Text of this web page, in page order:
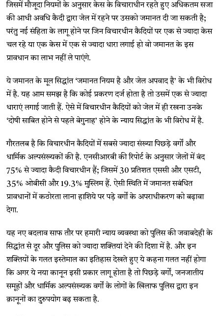
जिसमें मौजूदा नियमों के अनुसार केस के विचाराधीन रहते हुए अधिकतम सजा
की आधी अवधि कैदी द्वारा जेल में रहने पर उसको जमानत दी जा सकती है;
परंतु नई संहिता के लागू होने पर जिन विचारधीन कैदियों पर एक से ज्यादा केस
चल रहे या एक केस में एक से ज्यादा धारा लगाई हो वो जमानत के इस
प्रावधान का लाभ नहीं ले पाएंगे.
ये जमानत के मूल सिद्धांत ‘जमानत नियम है और जेल अपवाद है’ के भी विरोध
में है. यह आम समझ है कि कोई प्रकरण दर्ज होता है तो उसमें एक से ज्यादा
धाराएं लगाई जाती हैं. ऐसे में विचारधीन कैदियों को जेल में ही रखना उनके
‘दोषी साबित होने से पहले बेगुनाह’ होने के न्याय सिद्धांत के भी विरोध में है.
गौरतलब है कि विचारधीन कैदियों में सबसे ज्यादा संख्या पिछड़े वर्गों और
धार्मिक अल्पसंख्यकों की है. एनसीआरबी की रिपोर्ट के अनुसार जेलों में बंद
75% से ज्यादा कैदी विचारधीन हैं; जिसमें 30 प्रतिशत एससी और एसटी,
35% ओबीसी और 19.3% मुस्लिम हैं. ऐसी स्थिति में जमानत सबंधित
प्रावधानों में कठोरता लाना हाशिये पर पड़े वर्गों के अपराधीकरण को बढ़ावा
देगा.
यह नए बदलाव साफ तौर पर हमारी न्याय व्यवस्था को पुलिस की जवाबदेही के
सिद्धांत से दूर और पुलिस को ज्यादा शक्तियां देने की दिशा में है. और इन
शक्तियों के गलत इस्तेमाल का इतिहास देखते हुए ये कहना गलत नहीं होगा
कि अगर ये नया कानून इसी प्रकार लागू होता है तो पिछड़े वर्गों, जनजातीय
समूहों और धार्मिक अल्पसंख्यक वर्गों के लोगों के खिलाफ पुलिस द्वारा इन
क़ानूनों का दुरुपयोग बढ़ सकता है.